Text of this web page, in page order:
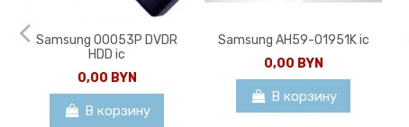
Samsung 00053P DVDR
HDD ic
0,00 BYN
В корзину
Samsung AH59-01951K ic
0,00 BYN
В корзину